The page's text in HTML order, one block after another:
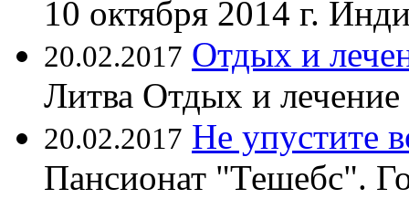
10 октября 2014 г.
20.02.2017 Отдых и
Литва Отдых и лечение
20.02.2017 Не упустите
Пансионат "Тешебс".